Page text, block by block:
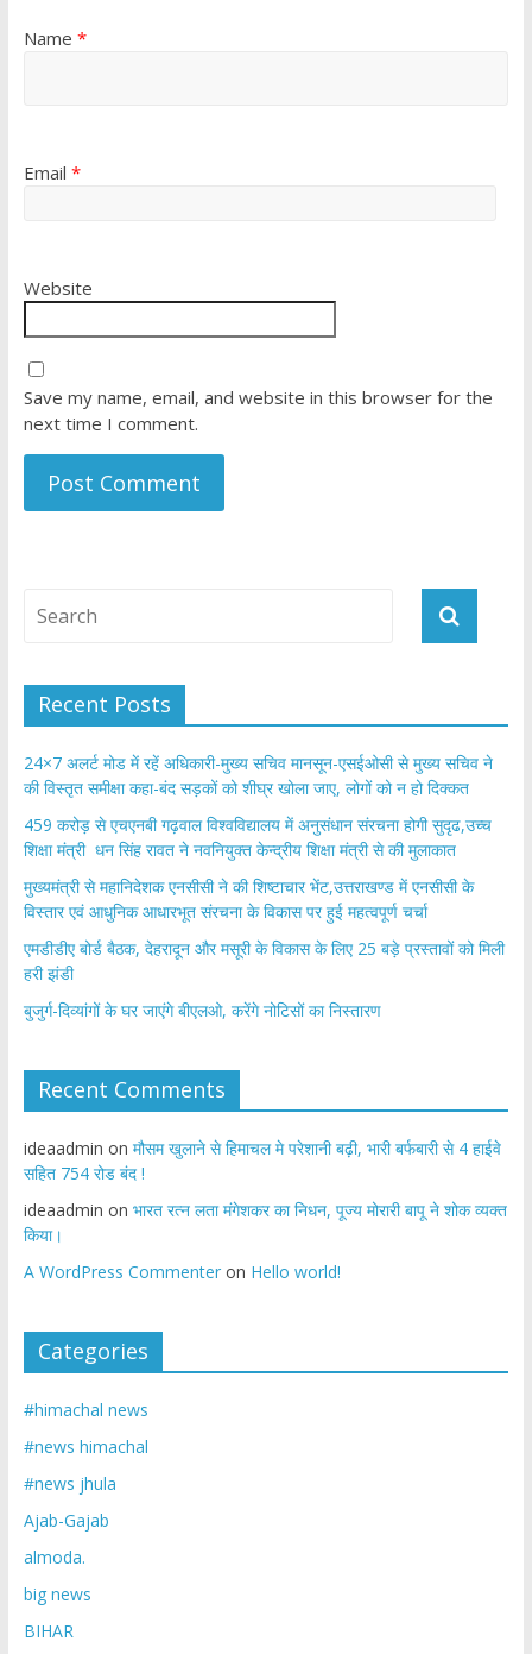
Name *
Email *
Website
Save my name, email, and website in this browser for the
next time I comment.
Recent Posts
24×7 अलर्ट मोड में रहें अधिकारी-मुख्य सचिव मानसून-एसईओसी से मुख्य सचिव ने
की विस्तृत समीक्षा कहा-बंद सड़कों को शीघ्र खोला जाए, लोगों को न हो दिक्कत
459 करोड़ से एचएनबी गढ़वाल विश्वविद्यालय में अनुसंधान संरचना होगी सुदृढ,उच्च
शिक्षा मंत्री धन सिंह रावत ने नवनियुक्त केन्द्रीय शिक्षा मंत्री से की मुलाकात
मुख्यमंत्री से महानिदेशक एनसीसी ने की शिष्टाचार भेंट,उत्तराखण्ड में एनसीसी के
विस्तार एवं आधुनिक आधारभूत संरचना के विकास पर हुई महत्वपूर्ण चर्चा
एमडीडीए बोर्ड बैठक, देहरादून और मसूरी के विकास के लिए 25 बड़े प्रस्तावों को मिली
हरी झंडी
बुजुर्ग-दिव्यांगों के घर जाएंगे बीएलओ, करेंगे नोटिसों का निस्तारण
Recent Comments
ideaadmin on मौसम खुलाने से हिमाचल मे परेशानी बढ़ी, भारी बर्फबारी से 4 हाईवे
सहित 754 रोड बंद !
ideaadmin on भारत रत्न लता मंगेशकर का निधन, पूज्य मोरारी बापू ने शोक व्यक्त
किया।
A WordPress Commenteron Hello world!
Categories
#himachal news
#news himachal
#news jhula
Ajab-Gajab
almoda.
big news
BIHAR